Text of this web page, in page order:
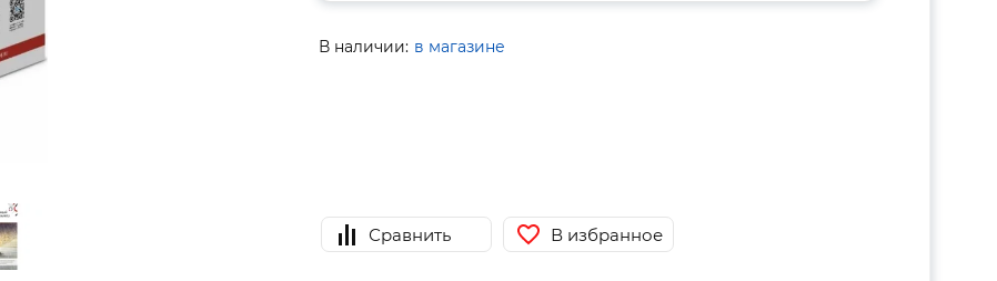
В наличии: в магазине
Сравнить В избранное